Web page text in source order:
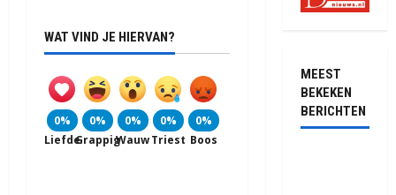
WAT VIND JE HIERVAN?
0%
Liefde
0%
Grappig
0%
Wauw
0%
Triest
0%
Boos
MEEST
BEKEKEN
BERICHTEN